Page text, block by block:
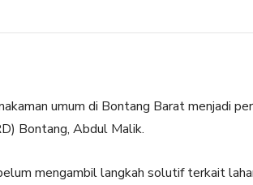
umum di Bontang Barat menjadi
Bontang, Abdul Malik.
mengambil langkah solutif terkait